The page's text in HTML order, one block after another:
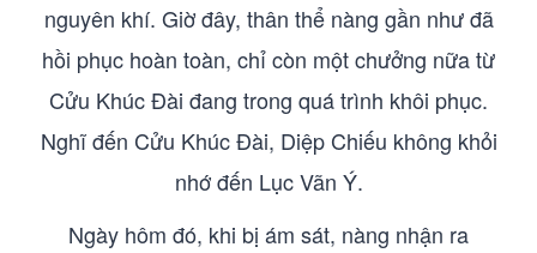
nguyên khí. Giờ đây, thân thể nàng gần như đã
hồi phục hoàn toàn, chỉ còn một chưởng nữa từ
Cửu Khúc Đài đang trong quá trình khôi phục.
Nghĩ đến Cửu Khúc Đài, Diệp Chiếu không khỏi
nhớ đến Lục Vãn Ý.
Ngày hôm đó, khi bị ám sát, nàng nhận ra